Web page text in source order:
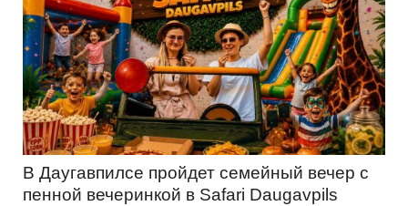
В Даугавпилсе пройдет семейный вечер с
пенной вечеринкой в Safari Daugavpils